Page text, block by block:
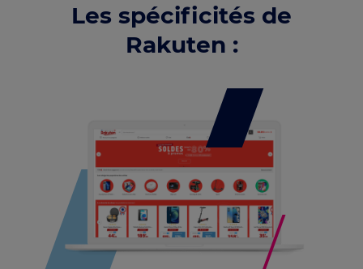
Les spécificités de
Rakuten :